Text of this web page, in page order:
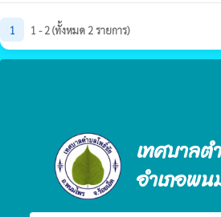
1 1 - 2 (ทั้งหมด 2 รายการ)
เทศบาล
อำเภอพน